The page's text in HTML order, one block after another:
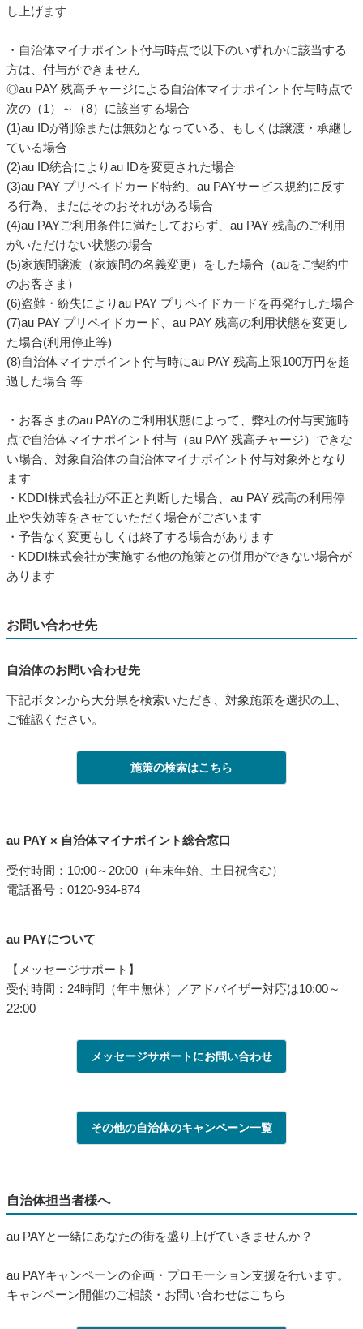
し上げます
・自治体マイナポイント付与時点で以下のいずれかに該当する
方は、付与ができません
◎au PAY 残高チャージによる自治体マイナポイント付与時点で
次の（1）～（8）に該当する場合
(1)au IDが削除または無効となっている、もしくは譲渡・承継し
ている場合
(2)au ID統合によりau IDを変更された場合
(3)au PAY プリペイドカード特約、au PAYサービス規約に反す
る行為、またはそのおそれがある場合
(4)au PAYご利用条件に満たしておらず、au PAY 残高のご利用
がいただけない状態の場合
(5)家族間譲渡（家族間の名義変更）をした場合（auをご契約中
のお客さま）
(6)盗難・紛失によりau PAY プリペイドカードを再発行した場合
(7)au PAY プリペイドカード、au PAY 残高の利用状態を変更し
た場合(利用停止等)
(8)自治体マイナポイント付与時にau PAY 残高上限100万円を超
過した場合 等
・お客さまのau PAYのご利用状態によって、弊社の付与実施時
点で自治体マイナポイント付与（au PAY 残高チャージ）できな
い場合、対象自治体の自治体マイナポイント付与対象外となり
ます
・KDDI株式会社が不正と判断した場合、au PAY 残高の利用停
止や失効等をさせていただく場合がございます
・予告なく変更もしくは終了する場合があります
・KDDI株式会社が実施する他の施策との併用ができない場合が
あります
お問い合わせ先
自治体のお問い合わせ先
下記ボタンから大分県を検索いただき、対象施策を選択の上、
ご確認ください。
施策の検索はこちら
au PAY × 自治体マイナポイント総合窓口
受付時間：10:00～20:00（年末年始、土日祝含む）
電話番号：0120-934-874
au PAYについて
【メッセージサポート】
受付時間：24時間（年中無休）／アドバイザー対応は10:00～
22:00
メッセージサポートにお問い合わせ
その他の自治体のキャンペーン一覧
自治体担当者様へ
au PAYと一緒にあなたの街を盛り上げていきませんか？
au PAYキャンペーンの企画・プロモーション支援を行います。
キャンペーン開催のご相談・お問い合わせはこちら